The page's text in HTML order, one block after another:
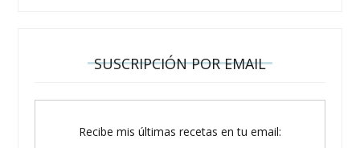
SUSCRIPCIÓN POR EMAIL
Recibe mis últimas recetas en tu email: